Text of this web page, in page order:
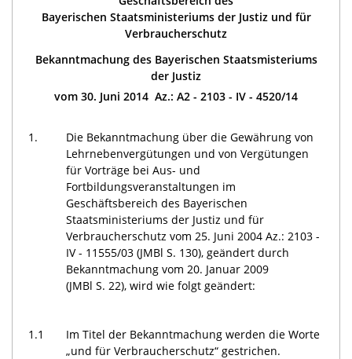
Bayerischen Staatsministeriums der Justiz und für
Verbraucherschutz
Bekanntmachung des Bayerischen Staatsmisteriums
der Justiz
vom 30. Juni 2014 Az.: A2 - 2103 - IV - 4520/14
1.
Die Bekanntmachung über die Gewährung von
Lehrnebenvergütungen und von Vergütungen
für Vorträge bei Aus- und
Fortbildungsveranstaltungen im
Geschäftsbereich des Bayerischen
Staatsministeriums der Justiz und für
Verbraucherschutz vom 25. Juni 2004 Az.: 2103 -
IV - 11555/03 (JMBl S. 130), geändert durch
Bekanntmachung vom 20. Januar 2009
(JMBl S. 22), wird wie folgt geändert:
1.1
Im Titel der Bekanntmachung werden die Worte
„und für Verbraucherschutz“ gestrichen.